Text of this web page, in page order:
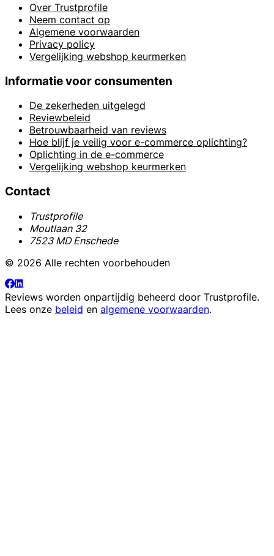
Over Trustprofile
Neem contact op
Algemene voorwaarden
Privacy policy
Vergelijking webshop keurmerken
Informatie voor consumenten
De zekerheden uitgelegd
Reviewbeleid
Betrouwbaarheid van reviews
Hoe blijf je veilig voor e-commerce oplichting?
Oplichting in de e-commerce
Vergelijking webshop keurmerken
Contact
Trustprofile
Moutlaan 32
7523 MD Enschede
© 2026 Alle rechten voorbehouden
Reviews worden onpartijdig beheerd door Trustprofile.
Lees onze beleid en algemene voorwaarden.